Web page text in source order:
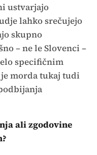
ustvarjajo
lahko srečujejo
skupno
– ne le Slovenci –
specifičnim
morda tukaj tudi
ali zgodovine